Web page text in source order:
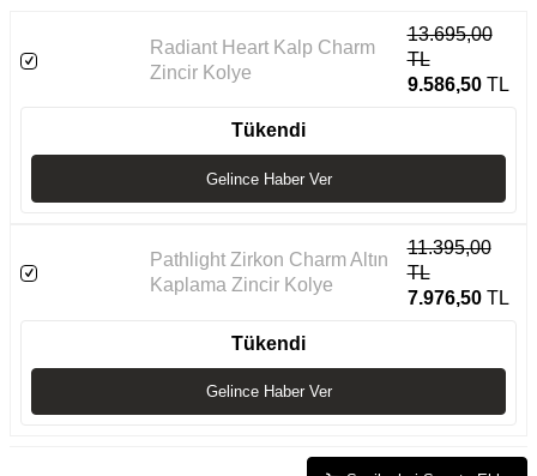
Radiant Heart Kalp Charm
Zincir Kolye
13.695,00
TL
9.586,50TL
Tükendi
Gelince Haber Ver
Pathlight Zirkon Charm Altın
Kaplama Zincir Kolye
11.395,00
TL
7.976,50TL
Tükendi
Gelince Haber Ver